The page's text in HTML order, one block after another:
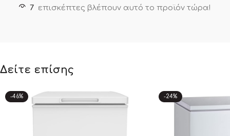
7 επισκέπτες βλέπουν αυτό το προϊόν τώρα!
Δείτε επίσης
-46% -24%